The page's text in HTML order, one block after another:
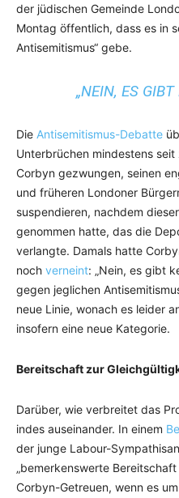
der jüdischen Gemeinde
Montag öffentlich, dass es in
Antisemitismus“ gebe.
„NEIN, ES GIBT
Die Antisemitismus-Debatte
Unterbrüchen mindestens
Corbyn gezwungen, seinen
und früheren Londoner
suspendieren, nachdem
genommen hatte, das die
verlangte. Damals hatte
noch verneint: „Nein, es gibt
gegen jeglichen
neue Linie, wonach es leider
insofern eine neue Kategorie.
Bereitschaft zur
Darüber, wie verbreitet das
indes auseinander. In einem
der junge Labour-
„bemerkenswerte
Corbyn-Getreuen, wenn es